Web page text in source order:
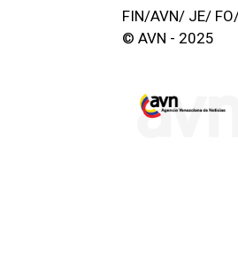
FIN/AVN/ JE/
© AVN - 2025